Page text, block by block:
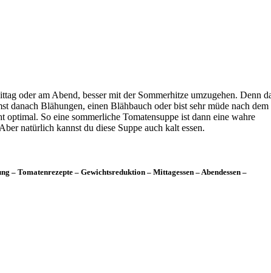
oder am Abend, besser mit der Sommerhitze umzugehen. Denn
danach Blähungen, einen Blähbauch oder bist sehr müde nach dem
So eine sommerliche Tomatensuppe ist dann eine wahre
natürlich kannst du diese Suppe auch kalt essen.
– Tomatenrezepte – Gewichtsreduktion – Mittagessen – Abendessen –